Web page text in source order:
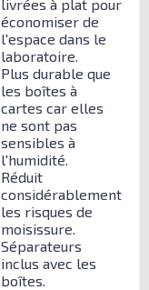
livrées à plat pour
économiser de
l'espace dans le
laboratoire.
Plus durable que
les boîtes à
cartes car elles
ne sont pas
sensibles à
l'humidité.
Réduit
considérablement
les risques de
moisissure.
Séparateurs
inclus avec les
boîtes.